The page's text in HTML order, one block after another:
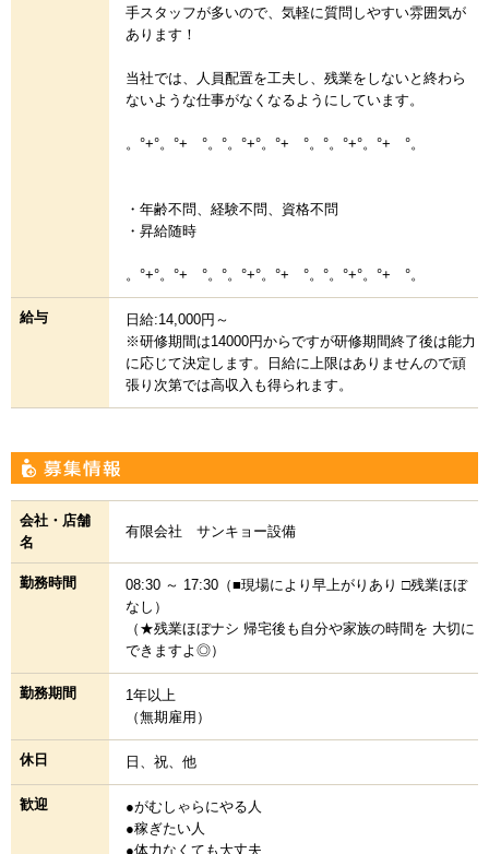
手スタッフが多いので、気軽に質問しやすい雰囲気が
あります！
当社では、人員配置を工夫し、残業をしないと終わら
ないような仕事がなくなるようにしています。
。°+°。°+ °。°。°+°。°+ °。°。°+°。°+ °。
・年齢不問、経験不問、資格不問
・昇給随時
。°+°。°+ °。°。°+°。°+ °。°。°+°。°+ °。
給与
日給:14,000円～
※研修期間は14000円からですが研修期間終了後は能力
に応じて決定します。日給に上限はありませんので頑
張り次第では高収入も得られます。
会社・店舗
名
有限会社 サンキョー設備
勤務時間
08:30 ～ 17:30（■現場により早上がりあり □残業ほぼ
なし）
（★残業ほぼナシ 帰宅後も自分や家族の時間を 大切に
できますよ◎）
勤務期間
1年以上
（無期雇用）
休日 日、祝、他
歓迎
●がむしゃらにやる人
●稼ぎたい人
●体力なくても大丈夫